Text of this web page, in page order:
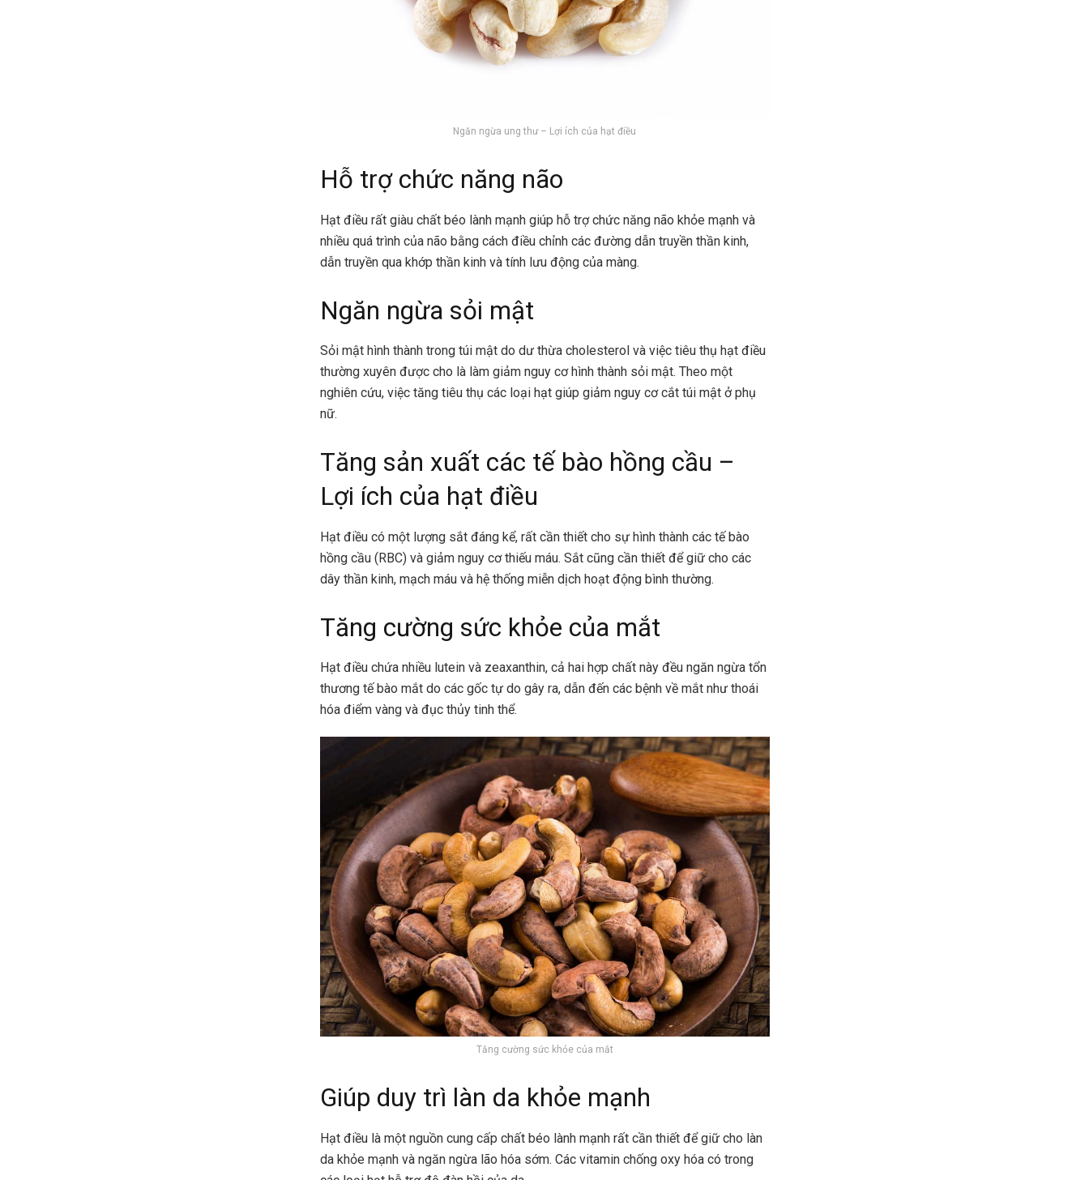
Ngăn ngừa ung thư – Lợi ích của hạt điều
Hỗ trợ chức năng não
Hạt điều rất giàu chất béo lành mạnh giúp hỗ trợ chức năng não khỏe mạnh và
nhiều quá trình của não bằng cách điều chỉnh các đường dẫn truyền thần kinh,
dẫn truyền qua khớp thần kinh và tính lưu động của màng.
Ngăn ngừa sỏi mật
Sỏi mật hình thành trong túi mật do dư thừa cholesterol và việc tiêu thụ hạt điều
thường xuyên được cho là làm giảm nguy cơ hình thành sỏi mật. Theo một
nghiên cứu, việc tăng tiêu thụ các loại hạt giúp giảm nguy cơ cắt túi mật ở phụ
nữ.
Tăng sản xuất các tế bào hồng cầu –
Lợi ích của hạt điều
Hạt điều có một lượng sắt đáng kể, rất cần thiết cho sự hình thành các tế bào
hồng cầu (RBC) và giảm nguy cơ thiếu máu. Sắt cũng cần thiết để giữ cho các
dây thần kinh, mạch máu và hệ thống miễn dịch hoạt động bình thường.
Tăng cường sức khỏe của mắt
Hạt điều chứa nhiều lutein và zeaxanthin, cả hai hợp chất này đều ngăn ngừa tổn
thương tế bào mắt do các gốc tự do gây ra, dẫn đến các bệnh về mắt như thoái
hóa điểm vàng và đục thủy tinh thể.
Tăng cường sức khỏe của mắt
Giúp duy trì làn da khỏe mạnh
Hạt điều là một nguồn cung cấp chất béo lành mạnh rất cần thiết để giữ cho làn
da khỏe mạnh và ngăn ngừa lão hóa sớm. Các vitamin chống oxy hóa có trong